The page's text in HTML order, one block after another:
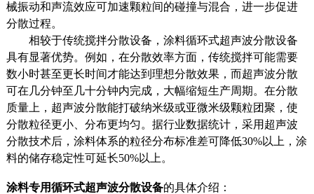
械振动和声流效应可加速颗粒间的碰撞与混合，进一步促进
分散过程。
相较于传统搅拌分散设备，涂料循环式超声波分散设备
具有显著优势。例如，在分散效率方面，传统搅拌可能需要
数小时甚至更长时间才能达到理想分散效果，而超声波分散
可在几分钟至几十分钟内完成，大幅缩短生产周期。在分散
质量上，超声波分散能打破纳米级或亚微米级颗粒团聚，使
分散粒径更小、分布更均匀。据行业数据统计，采用超声波
分散技术后，涂料体系的粒径分布标准差可降低30%以上，涂
料的储存稳定性可延长50%以上。
涂料专用循环式超声波分散设备的具体介绍：